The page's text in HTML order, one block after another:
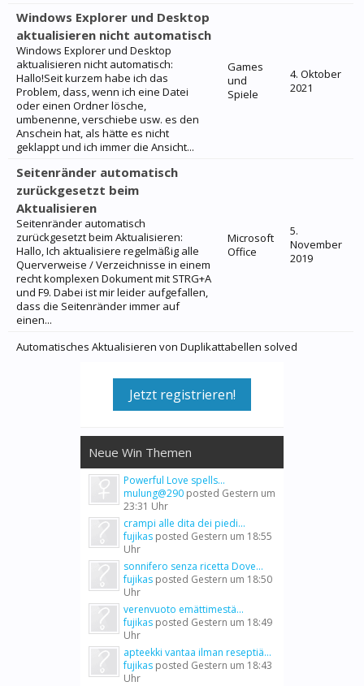
Windows Explorer und Desktop
aktualisieren nicht automatisch
Windows Explorer und Desktop
aktualisieren nicht automatisch:
Hallo!Seit kurzem habe ich das
Problem, dass, wenn ich eine Datei
oder einen Ordner lösche,
umbenenne, verschiebe usw. es den
Anschein hat, als hätte es nicht
geklappt und ich immer die Ansicht...
Games
und
Spiele
4. Oktober
2021
Seitenränder automatisch
zurückgesetzt beim
Aktualisieren
Seitenränder automatisch
zurückgesetzt beim Aktualisieren:
Hallo, Ich aktualisiere regelmäßig alle
Querverweise / Verzeichnisse in einem
recht komplexen Dokument mit STRG+A
und F9. Dabei ist mir leider aufgefallen,
dass die Seitenränder immer auf
einen...
Microsoft
Office
5.
November
2019
Automatisches Aktualisieren von Duplikattabellen solved
Jetzt registrieren!
Neue Win Themen
Powerful Love spells...
mulung@290 posted Gestern um
23:31 Uhr
crampi alle dita dei piedi...
fujikas posted Gestern um 18:55
Uhr
sonnifero senza ricetta Dove...
fujikas posted Gestern um 18:50
Uhr
verenvuoto emättimestä...
fujikas posted Gestern um 18:49
Uhr
apteekki vantaa ilman reseptiä...
fujikas posted Gestern um 18:43
Uhr